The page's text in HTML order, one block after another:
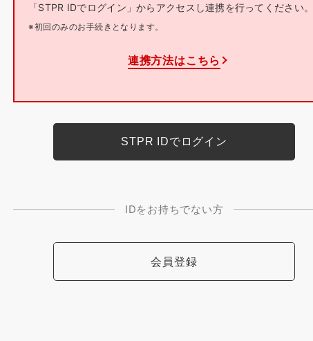
「STPR IDでログイン」からアクセスし連携を行ってください。
※初回のみのお手続きとなります。
連携方法はこちら
IDをお持ちでない方
会員登録